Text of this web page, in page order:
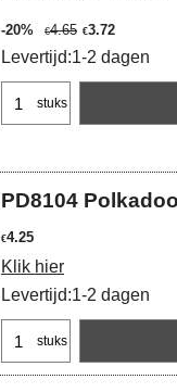
-20% €4.65 €3.72
Levertijd:1-2 dagen
stuks
PD8104
€4.25
Klik hier
Levertijd:1-2 dagen
stuks